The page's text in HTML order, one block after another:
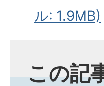
ル: 1.9MB)
この記